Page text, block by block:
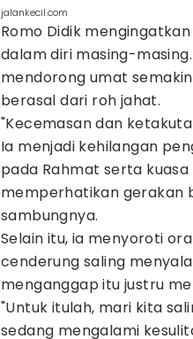
jalankecil.com
Romo Didik
dalam diri masing-
mendorong umat
berasal dari roh jahat.
"Kecemasan dan
Ia menjadi kehilangan
pada Rahmat serta
memperhatikan gerakan
sambungnya.
Selain itu, ia menyoroti
cenderung saling
menganggap itu justru
"Untuk itulah, mari kita
sedang mengalami